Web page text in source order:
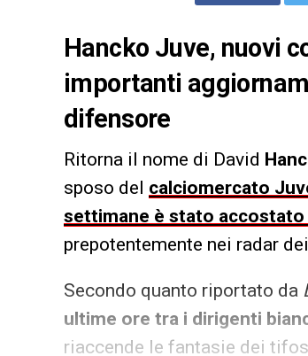
Hancko Juve, nuovi
importanti
difensore
Ritorna il nome di David
sposo del calciomercato
settimane è stato accostato
prepotentemente nei radar
Secondo quanto riportato da
ultime ore tra i dirigenti
riaccende le fantasie dei